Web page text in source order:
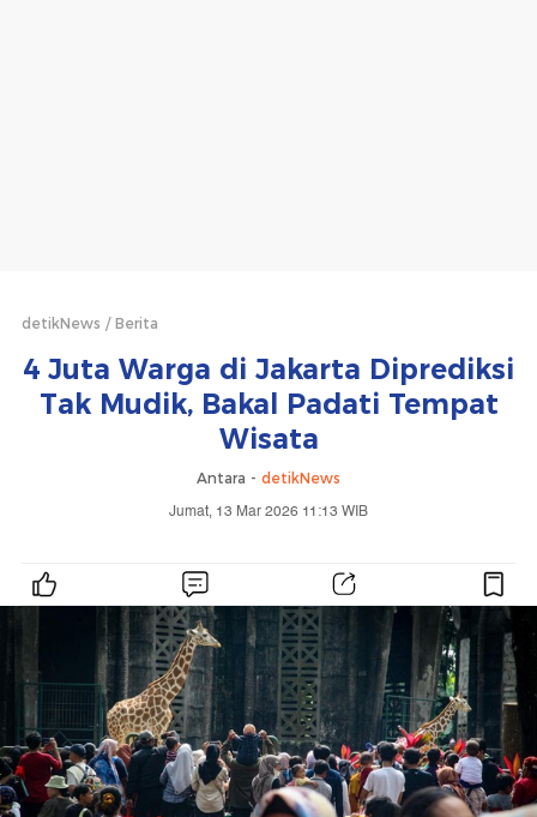
detikNews Berita
4 Juta Warga di Jakarta Diprediksi
Tak Mudik, Bakal Padati Tempat
Wisata
Antara - detikNews
Jumat, 13 Mar 2026 11:13 WIB